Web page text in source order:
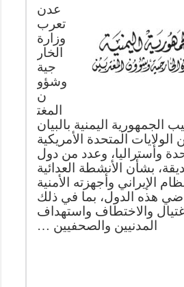
عدن
تعرب
وزارة
الخار
جية
وشؤو
ن
المغت
الجمهورية اليمنية بالبيان
المتحدة الأمريكية
وأستراليا، وعدد من دول
بشأن الأنشطة العدائية
الإيراني وأجهزته الأمنية
هذه الدول، بما في ذلك
والاختطاف واستهداف
المدنيين والصحفيين …